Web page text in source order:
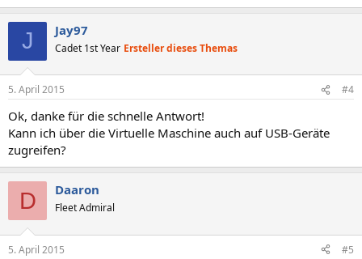
J Jay97
Cadet 1st Year Ersteller dieses Themas
5. April 2015 #4
Ok, danke für die schnelle Antwort!
Kann ich über die Virtuelle Maschine auch auf USB-Geräte
zugreifen?
D Daaron
Fleet Admiral
5. April 2015 #5